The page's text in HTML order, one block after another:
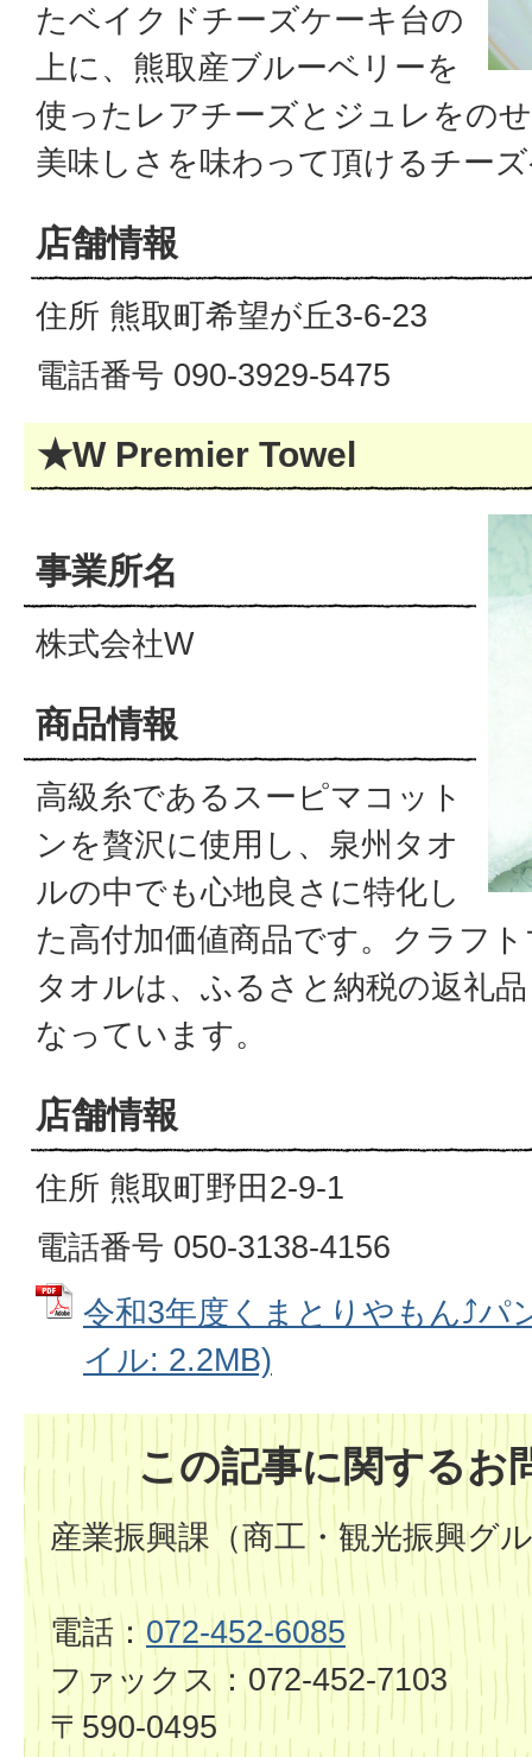
たベイクドチーズケーキ台の
上に、熊取産ブルーベリーを
使ったレアチーズとジュレをの
美味しさを味わって頂けるチー
店舗情報
住所 熊取町希望が丘3-6-23
電話番号 090-3929-5475
★W Premier Towel
事業所名
株式会社W
商品情報
高級糸であるスーピマコット
ンを贅沢に使用し、泉州タオ
ルの中でも心地良さに特化し
た高付加価値商品です。クラフ
タオルは、ふるさと納税の返礼
なっています。
店舗情報
住所 熊取町野田2-9-1
電話番号 050-3138-4156
令和3年度くまとりやもん⤴パ
イル: 2.2MB)
この記事に関するお
産業振興課（商工・観光振興グ
電話： 072-452-6085
ファックス：072-452-7103
〒590-0495